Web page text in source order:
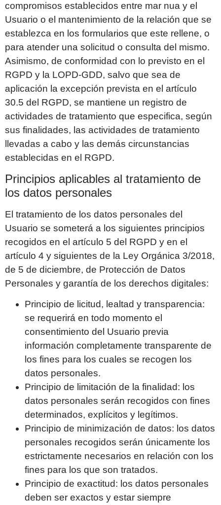
compromisos establecidos entre mar nua y el
Usuario o el mantenimiento de la relación que se
establezca en los formularios que este rellene, o
para atender una solicitud o consulta del mismo.
Asimismo, de conformidad con lo previsto en el
RGPD y la LOPD-GDD, salvo que sea de
aplicación la excepción prevista en el artículo
30.5 del RGPD, se mantiene un registro de
actividades de tratamiento que especifica, según
sus finalidades, las actividades de tratamiento
llevadas a cabo y las demás circunstancias
establecidas en el RGPD.
Principios aplicables al tratamiento de
los datos personales
El tratamiento de los datos personales del
Usuario se someterá a los siguientes principios
recogidos en el artículo 5 del RGPD y en el
artículo 4 y siguientes de la Ley Orgánica 3/2018,
de 5 de diciembre, de Protección de Datos
Personales y garantía de los derechos digitales:
Principio de licitud, lealtad y transparencia:
se requerirá en todo momento el
consentimiento del Usuario previa
información completamente transparente de
los fines para los cuales se recogen los
datos personales.
Principio de limitación de la finalidad: los
datos personales serán recogidos con fines
determinados, explícitos y legítimos.
Principio de minimización de datos: los datos
personales recogidos serán únicamente los
estrictamente necesarios en relación con los
fines para los que son tratados.
Principio de exactitud: los datos personales
deben ser exactos y estar siempre